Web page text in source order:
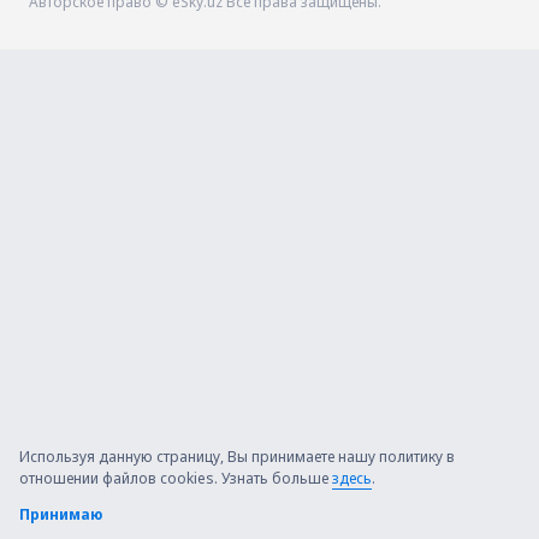
Используя данную страницу, Вы принимаете нашу политику в
отношении файлов cookies. Узнать большездесь.
Принимаю